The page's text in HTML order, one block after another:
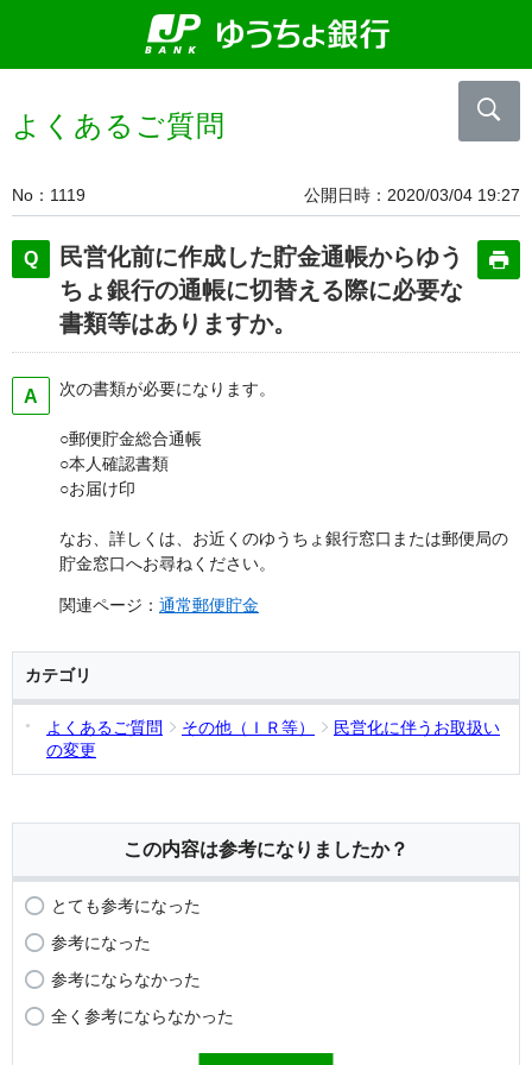
よくあるご質問
No 1119 公開日時 2020/03/04 19:27
民営化前に作成した貯金通帳からゆう
ちょ銀行の通帳に切替える際に必要な
書類等はありますか。
次の書類が必要になります。
○郵便貯金総合通帳
○本人確認書類
○お届け印
なお、詳しくは、お近くのゆうちょ銀行窓口または郵便局の
貯金窓口へお尋ねください。
関連ページ： 通常郵便貯金
カテゴリ
よくあるご質問 その他（ＩＲ等）
民営化に伴うお取扱い
の変更
この内容は参考になりましたか？
とても参考になった
参考になった
参考にならなかった
全く参考にならなかった